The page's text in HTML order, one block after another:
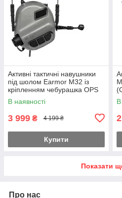
Активні тактичні навушники
під шолом Earmor М32 із
кріпленням чебурашка OPS
Core Сірий
В наявності
3 999 ₴ 4 199 ₴
Купити
В
Показати
Про нас